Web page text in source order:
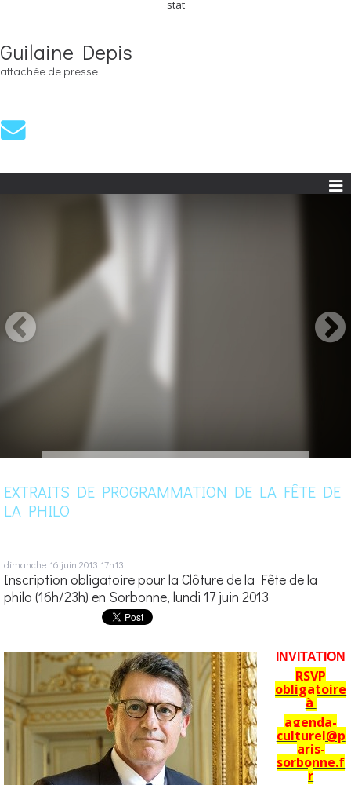
stat
Guilaine Depis
attachée de presse
EXTRAITS DE PROGRAMMATION DE LA FÊTE DE
LA PHILO
dimanche 16 juin 2013 17h13
Inscription obligatoire pour la Clôture de la Fête de la
philo (16h/23h) en Sorbonne, lundi 17 juin 2013
INVITATION
RSVP
obligatoire
à
agenda-
culturel@p
aris-
sorbonne.f
r